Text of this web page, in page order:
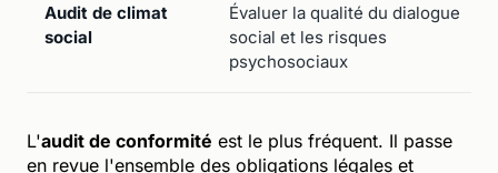
Audit de climat
social
Évaluer la qualité du dialogue
social et les risques
psychosociaux
L'audit de conformité est le plus fréquent. Il passe
en revue l'ensemble des obligations légales et